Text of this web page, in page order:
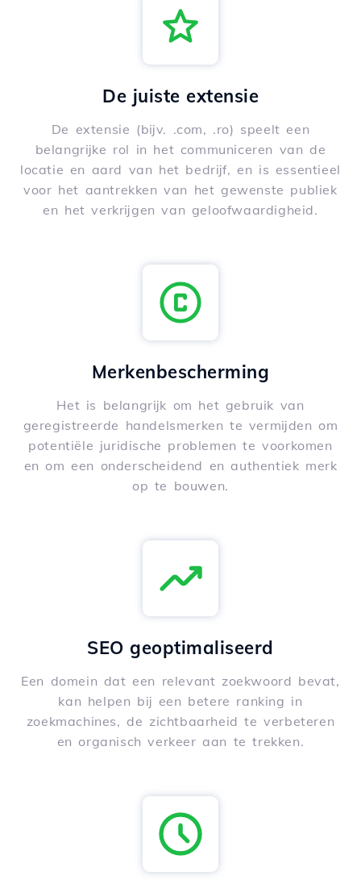
De juiste extensie
De extensie (bijv. .com, .ro) speelt een
belangrijke rol in het communiceren van de
locatie en aard van het bedrijf, en is essentieel
voor het aantrekken van het gewenste publiek
en het verkrijgen van geloofwaardigheid.
Merkenbescherming
Het is belangrijk om het gebruik van
geregistreerde handelsmerken te vermijden om
potentiële juridische problemen te voorkomen
en om een onderscheidend en authentiek merk
op te bouwen.
SEO geoptimaliseerd
Een domein dat een relevant zoekwoord bevat,
kan helpen bij een betere ranking in
zoekmachines, de zichtbaarheid te verbeteren
en organisch verkeer aan te trekken.